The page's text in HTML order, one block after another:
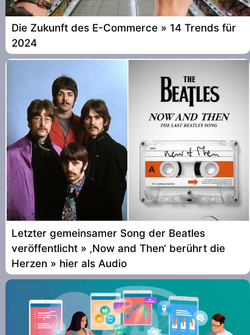
Die Zukunft des E-Commerce » 14 Trends für
2024
Letzter gemeinsamer Song der Beatles
veröffentlicht » ‚Now and Then‘ berührt die
Herzen » hier als Audio